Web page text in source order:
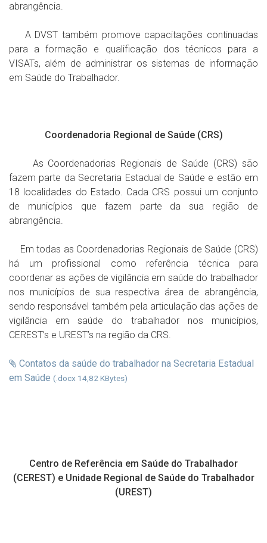
abrangência.
A DVST também promove capacitações continuadas
para a formação e qualificação dos técnicos para a
VISATs, além de administrar os sistemas de informação
em Saúde do Trabalhador.
Coordenadoria Regional de Saúde (CRS)
As Coordenadorias Regionais de Saúde (CRS) são
fazem parte da Secretaria Estadual de Saúde e estão em
18 localidades do Estado. Cada CRS possui um conjunto
de municípios que fazem parte da sua região de
abrangência.
Em todas as Coordenadorias Regionais de Saúde (CRS)
há um profissional como referência técnica para
coordenar as ações de vigilância em saúde do trabalhador
nos municípios de sua respectiva área de abrangência,
sendo responsável também pela articulação das ações de
vigilância em saúde do trabalhador nos municípios,
CEREST’s e UREST’s na região da CRS.
Contatos da saúde do trabalhador na Secretaria Estadual
em Saúde (.docx 14,82 KBytes)
Centro de Referência em Saúde do Trabalhador
(CEREST) e Unidade Regional de Saúde do Trabalhador
(UREST)